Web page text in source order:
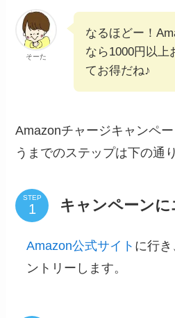
そーた
なるほどー！
なら1000円以上
てお得だね♪
Amazonチャージキャンペ
うまでのステップは下の通
STEP キャンペーン
Amazon公式サイト に行
ントリーします。